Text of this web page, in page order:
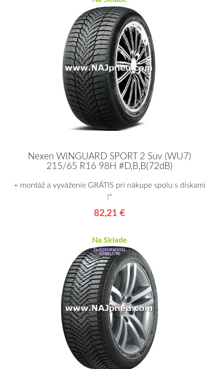
Nexen WINGUARD SPORT 2 Suv (WU7)
215/65 R16 98H #D,B,B(72dB)
+ montáž a vyváženie GRÁTIS pri nákupe spolu s diskami
!*
82,21 €
Na Sklade